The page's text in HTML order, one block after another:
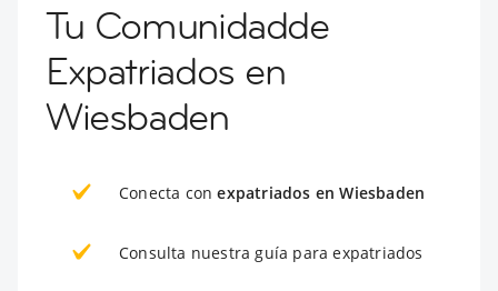
Tu Comunidadde
Expatriados en
Wiesbaden
Conecta conexpatriados en Wiesbaden
Consulta nuestra guía para expatriados